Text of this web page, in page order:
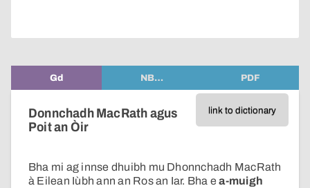
Gd NB… PDF
link to dictionary
Donnchadh MacRath agus
Poit an Òir
Bha mi ag innse dhuibh mu Dhonnchadh MacRath
à Eilean Iùbh ann an Ros an Iar. Bha ea-muigh